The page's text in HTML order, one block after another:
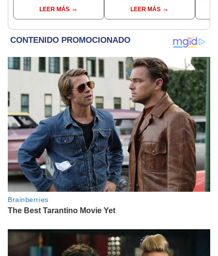
LEER MÁS
protagonizada por
Valerie Domínguez?
LEER MÁS